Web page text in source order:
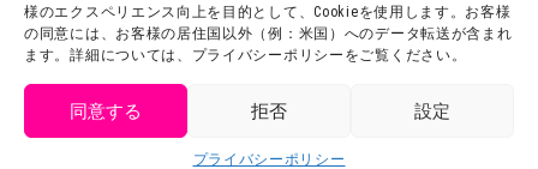
様のエクスペリエンス向上を目的として、Cookieを使用します。お客様
の同意には、お客様の居住国以外（例：米国）へのデータ転送が含まれ
ます。詳細については、プライバシーポリシーをご覧ください。
同意する 拒否 設定
プライバシーポリシー